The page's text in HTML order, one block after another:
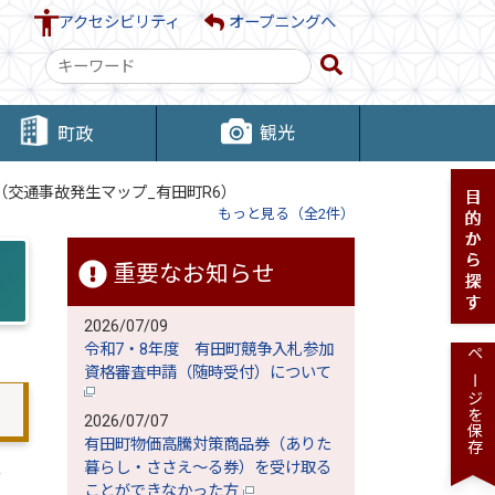
アクセシビリティ オープニングへ
検
索
キ
ー
ー
町政 観光
通事故発生マップ_有田町R6）
もっと見る（全2件）
重要なお知らせ
2026/07/09
令和7・8年度 有田町競争入札参加
資格審査申請（随時受付）について
2026/07/07
有田町物価高騰対策商品券（ありた
暮らし・ささえ～る券）を受け取る
ことができなかった方
ページを保存